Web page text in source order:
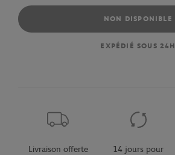
NON DISPONIBLE
EXPÉDIÉ SOUS 24H
Livraison offerte
14 jours pour